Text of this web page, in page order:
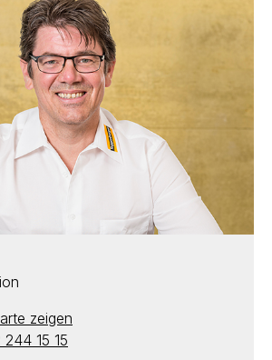
zeigen
244 15 15